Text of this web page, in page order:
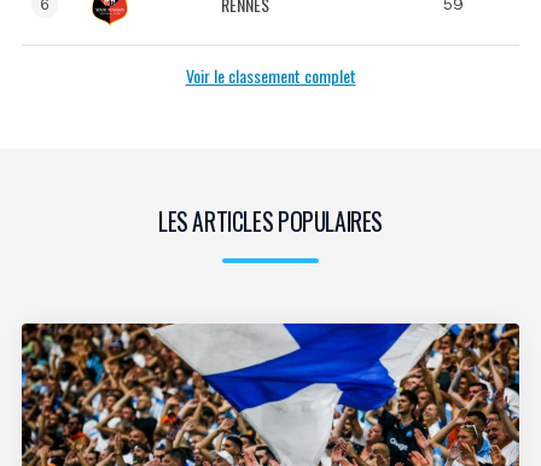
6
Voir le classement complet
LES ARTICLES POPULAIRES